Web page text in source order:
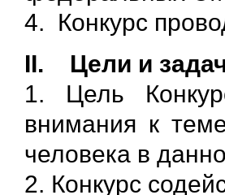
4. Конкурс
II. Цели и
1. Цель
внимания к
человека в
2. Конкурс